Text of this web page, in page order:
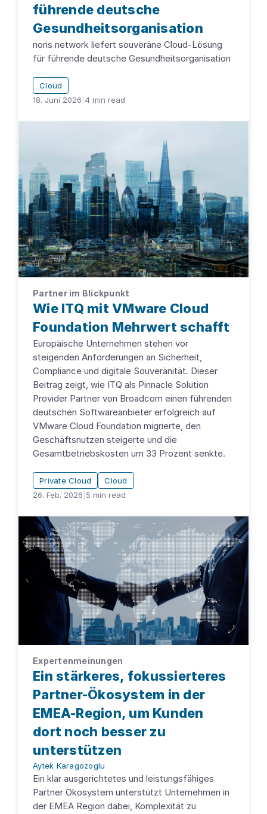
führende deutsche
Gesundheitsorganisation
noris network liefert souveräne Cloud-Lösung
für führende deutsche Gesundheitsorganisation
Cloud
18. Juni 2026 4 min read
Partner im Blickpunkt
Wie ITQ mit VMware Cloud
Foundation Mehrwert schafft
Europäische Unternehmen stehen vor
steigenden Anforderungen an Sicherheit,
Compliance und digitale Souveränität. Dieser
Beitrag zeigt, wie ITQ als Pinnacle Solution
Provider Partner von Broadcom einen führenden
deutschen Softwareanbieter erfolgreich auf
VMware Cloud Foundation migrierte, den
Geschäftsnutzen steigerte und die
Gesamtbetriebskosten um 33 Prozent senkte.
Private Cloud
Cloud
26. Feb. 2026 5 min read
Expertenmeinungen
Ein stärkeres, fokussierteres
Partner-Ökosystem in der
EMEA-Region, um Kunden
dort noch besser zu
unterstützen
Aytek Karagozoglu
Ein klar ausgerichtetes und leistungsfähiges
Partner Ökosystem unterstützt Unternehmen in
der EMEA Region dabei, Komplexität zu